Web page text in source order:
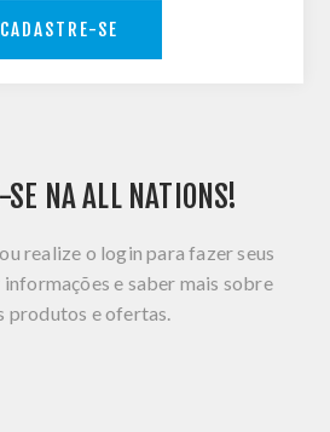
CADASTRE-SE
SE NA ALL NATIONS!
realize o login para fazer seus
e saber mais sobre
produtos e ofertas.